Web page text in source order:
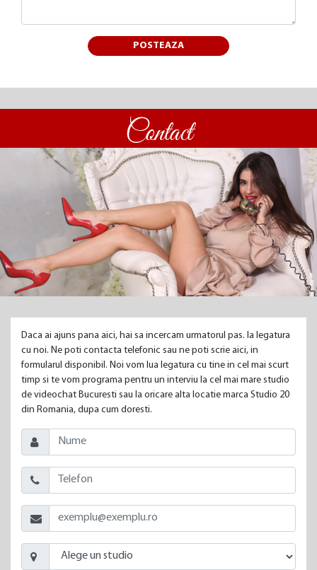
POSTEAZA
Contact
Daca ai ajuns pana aici, hai sa incercam urmatorul pas. Ia legatura
cu noi. Ne poti contacta telefonic sau ne poti scrie aici, in
formularul disponibil. Noi vom lua legatura cu tine in cel mai scurt
timp si te vom programa pentru un interviu la cel mai mare studio
de videochat Bucuresti sau la oricare alta locatie marca Studio 20
din Romania, dupa cum doresti.